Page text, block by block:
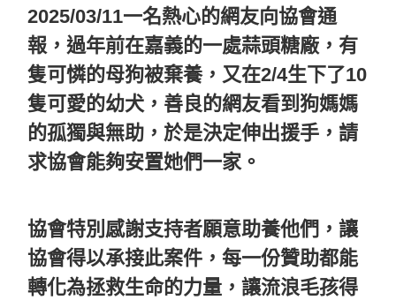
2025/03/11一名熱心的網友向協會通
報，過年前在嘉義的一處蒜頭糖廠，有
隻可憐的母狗被棄養，又在2/4生下了10
隻可愛的幼犬，善良的網友看到狗媽媽
的孤獨與無助，於是決定伸出援手，請
求協會能夠安置她們一家。
協會特別感謝支持者願意助養他們，讓
協會得以承接此案件，每一份贊助都能
轉化為拯救生命的力量，讓流浪毛孩得